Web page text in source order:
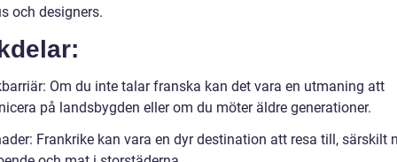
och designers.
Om du inte talar franska kan det vara en utmaning att
på landsbygden eller om du möter äldre generationer.
Frankrike kan vara en dyr destination att resa till, särskilt